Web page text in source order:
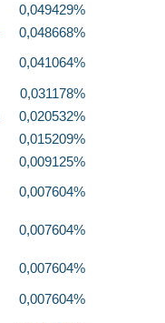
0,049429%
0,048668%
0,041064%
0,031178%
0,020532%
0,015209%
0,009125%
0,007604%
0,007604%
0,007604%
0,007604%